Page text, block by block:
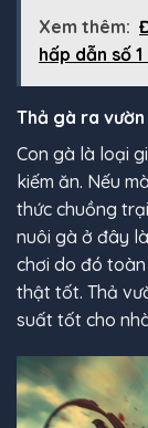
Xem thêm:
hấp dẫn số 1
Thả gà ra vườn
Con gà là loại
kiếm ăn. Nếu
thức chuồng
nuôi gà ở đây
chơi do đó
thật tốt. Thả
suất tốt cho